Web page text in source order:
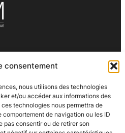
consentement
nous utilisons des technologies
et/ou accéder aux informations des
technologies nous permettra de
de navigation ou les ID
pas consentir ou de retirer son